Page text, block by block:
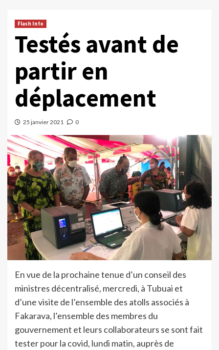
Flash Info
Testés avant de
partir en
déplacement
25 janvier 2021 0
En vue de la prochaine tenue d’un conseil des
ministres décentralisé, mercredi, à Tubuai et
d’une visite de l’ensemble des atolls associés à
Fakarava, l’ensemble des membres du
gouvernement et leurs collaborateurs se sont fait
tester pour la covid, lundi matin, auprès de